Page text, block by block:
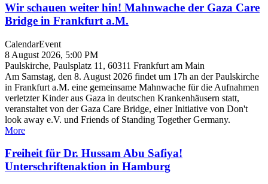
Wir schauen weiter hin! Mahnwache der Gaza Care
Bridge in Frankfurt a.M.
CalendarEvent
8 August 2026, 5:00 PM
Paulskirche, Paulsplatz 11, 60311 Frankfurt am Main
Am Samstag, den 8. August 2026 findet um 17h an der Paulskirche
in Frankfurt a.M. eine gemeinsame Mahnwache für die Aufnahmen
verletzter Kinder aus Gaza in deutschen Krankenhäusern statt,
veranstaltet von der Gaza Care Bridge, einer Initiative von Don't
look away e.V. und Friends of Standing Together Germany.
More
Freiheit für Dr. Hussam Abu Safiya!
Unterschriftenaktion in Hamburg